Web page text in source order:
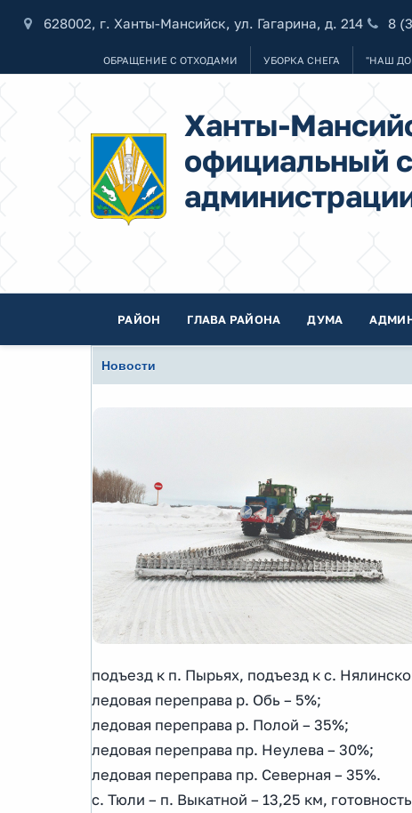
628002, г. Ханты-Мансийск, ул. Гагарина, д. 214 8
ОБРАЩЕНИЕ С ОТХОДАМИ УБОРКА СНЕГА "НАШ
Ханты-
официальный
РАЙОН ГЛАВА РАЙОНА ДУМА
Новости
подъезд к п. Пырьях, подъезд к с.
ледовая переправа р. Обь – 5%;
ледовая переправа р. Полой – 35%;
ледовая переправа пр. Неулева – 30%;
ледовая переправа пр. Северная – 35%.
с. Тюли – п. Выкатной – 13,25 км,